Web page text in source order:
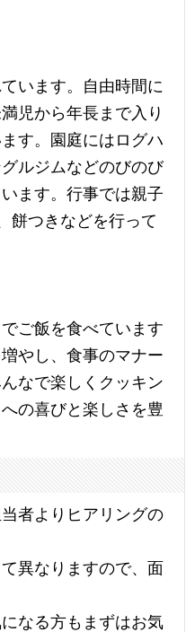
います。自由時間に
児から年長まで入り
す。園庭にはログハ
ルジムなどのびのび
ます。行事では親子
餅つきなどを行って
ご飯を食べています
やし、食事のマナー
なで楽しくクッキン
の喜びと楽しさを豊
者よりヒアリングの
異なりますので、面
なる方もまずはお気